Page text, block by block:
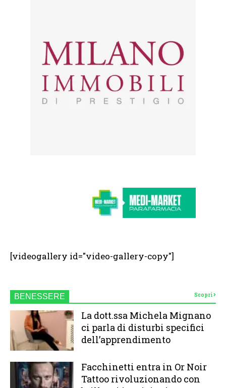
[videogallery id="video-gallery-copy"]
BENESSERE Scopri
La dott.ssa Michela Mignano
ci parla di disturbi specifici
dell’apprendimento
Facchinetti entra in Or Noir
Tattoo rivoluzionando con